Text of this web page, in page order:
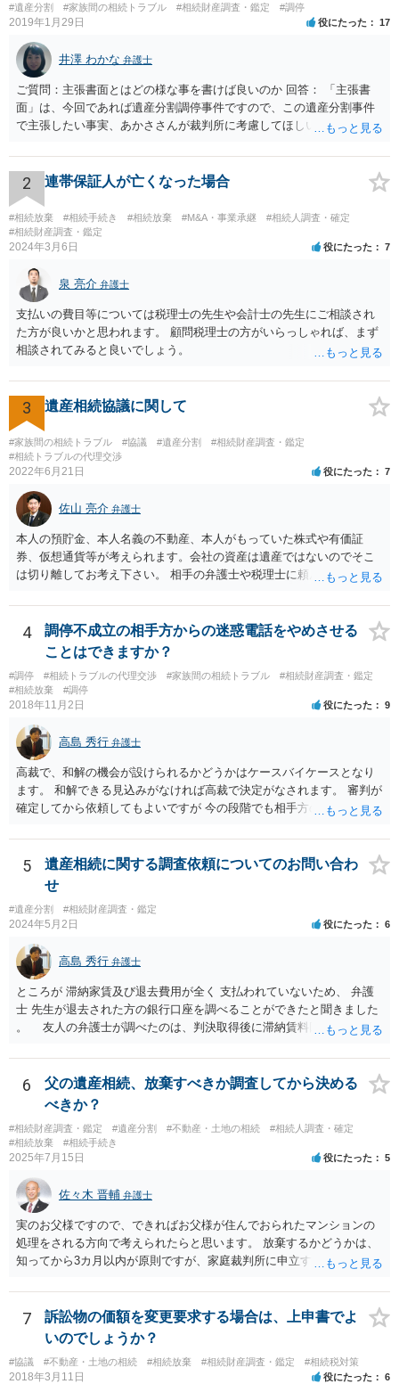
#遺産分割 #家族間の相続トラブル #相続財産調査・鑑定 #調停
2019年1月29日 役にたった 17
井澤 わかな 弁護士
ご質問：主張書面とはどの様な事を書けば良いのか 回答： 「主張書
面」は、今回であれば遺産分割調停事件ですので、この遺産分割事件
で主張したい事実、あかささんが裁判所に考慮してほしいと思う、亡
ります。 もし、主張したい事実や考慮してほしい事情に関連して
資料を持っているようであれば、主張書面とは別で提出できます。も
し、お姉さんに見られたくないような資料がある場合、「非開示の希
望に関する申出書」と共に提出することも考えられます。 ご質問：書
いた方が良い事と書かない方が良い事 回答： お姉さんが申立書の「申
立ての趣旨」のところに書いている遺産の分け方に対して意見があれ
ば、まずそれを書くとよいです。 次に「申立ての理由」のところに、
なぜ調停を申し立てたのか(例えば、あかささんと話合いが出来ない／
決裂した、など)や亡くなった方・あかささん・お姉さん間の事情やい
きさつなどが書かれていると思うので、あかささんから見てそれは違
うと感じるところは、どのように違うのか、など書くとよいです。 そ
の他、お姉さんの申立書には書かれていないけど、どのように遺産を
った等)、それも書くとよいです。 書かない方が良いと思うことは、遺
産分割に関係ない(と思われる)いきさつを沢山盛り込むことだと考えま
す(あくまで遺産分割に関係することに留める方が、裁判所や調停委員
の方に事情を理解してもらいやすいと思います)。
2 連帯保証人が亡くなった場合
#相続放棄 #相続手続き #相続放棄 #M&A・事業承継
#相続人調査・確定
#相続財産調査・鑑定
2024年3月6日 役にたった 7
泉 亮介 弁護士
支払いの費目等については税理士の先生や会計士の先生にご相談され
た方が良いかと思われます。 顧問税理士の方がいらっしゃれば、まず
相談されてみると良いでしょう。
3 遺産相続協議に関して
#家族間の相続トラブル #協議 #遺産分割
#相続財産調査・鑑定
#相続トラブルの代理交渉
2022年6月21日 役にたった 7
佐山 亮介 弁護士
本人の預貯金、本人名義の不動産、本人がもっていた株式や有価証
券、仮想通貨等が考えられます。会社の資産は遺産ではないのでそこ
は切り離してお考え下さい。 相手の弁護士や税理士に頼んでも守秘義
意に開示を求め、応じなければ「調査嘱託」という手続きを使って銀
行等に照会をかけることになるでしょう。 不動産は、相続登記が済ん
でいなければ市役所ないし区役所に、お子様と義父様のつながりがわ
かる戸籍一式を揃えてもちこみ、「名寄せ」という手続きをすると、
分かると思います。遺産分割協議書の偽造等により既に相続登記され
てしまっている場合は、住所などに当たりをつけて登記名義を調べて
すが、現代では、各々が自由に価格設定をしていますので、特に相場
はお示しできません。ただし、かつて日本弁護士連合会が設けていた
報酬基準を踏まえて価格設定している弁護士は一定数いると思います
ので、それが一応の目安となるでしょう。
4
調停不成立の相手方からの迷惑電話をやめさせる
ことはできますか？
#調停 #相続トラブルの代理交渉 #家族間の相続トラブル
#相続財産調査・鑑定
#相続放棄
#調停
2018年11月2日 役にたった 9
高島 秀行 弁護士
高裁で、和解の機会が設けられるかどうかはケースバイケースとなり
ます。 和解できる見込みがなければ高裁で決定がなされます。 審判が
確定してから依頼してもよいですが 今の段階でも相手方の連絡が迷惑
5
遺産相続に関する調査依頼についてのお問い合わ
せ
#遺産分割 #相続財産調査・鑑定
2024年5月2日 役にたった 6
高島 秀行 弁護士
ところが 滞納家賃及び退去費用が全く 支払われていないため、 弁護
士 先生が退去された方の銀行口座を調べることができたと聞きました
。 友人の弁護士が調べたのは、判決取得後に滞納賃料回収のため
預金の入出金履歴を調べたわけではありません。 残念ながら、事案
や目的も異なりますし、開示の内容も異なります。
6
父の遺産相続、放棄すべきか調査してから決める
べきか？
#相続財産調査・鑑定 #遺産分割 #不動産・土地の相続
#相続人調査・確定
#相続放棄
#相続手続き
2025年7月15日 役にたった 5
佐々木 晋輔 弁護士
実のお父様ですので、できればお父様が住んでおられたマンションの
処理をされる方向で考えられたらと思います。 放棄するかどうかは、
知ってから3カ月以内が原則ですが、家庭裁判所に申立すれば3カ月の
放棄するかどうか決めることができます。 銀行やサラ金が数年も放置
することはありませんので、数年後に借金が発見される可能性はほぼ
ありません。 なお、私が扱った相続放棄を検討していた案件で、期間
伸長して調査したところ、サラ金に対する過払金など相当な財産が見
つかったため相続したという事例がありました。
7
訴訟物の価額を変更要求する場合は、上申書でよ
いのでしょうか？
#協議 #不動産・土地の相続 #相続放棄 #相続財産調査・鑑定 #相続税対策
2018年3月11日 役にたった 6